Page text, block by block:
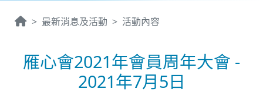
最新消息及活動 活動內容
雁心會2021年會員周年大會 -
2021年7月5日